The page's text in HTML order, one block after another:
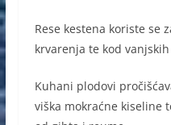
Rese kestena koriste se
krvarenja te kod
Kuhani plodovi
viška mokraćne kiseline